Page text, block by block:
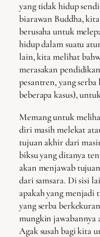
yang tidak hidup
biarawan Buddha,
berusaha untuk
hidup dalam suatu
lain, kita melihat
merasakan
pesantren, yang
beberapa kasus),
Memang untuk
diri masih melekat
tujuan akhir dari
biksu yang ditanya
akan menjawab
dari samsara. Di sisi
apakah yang menjadi
yang serba
mungkin jawabannya
Agak susah bagi kita